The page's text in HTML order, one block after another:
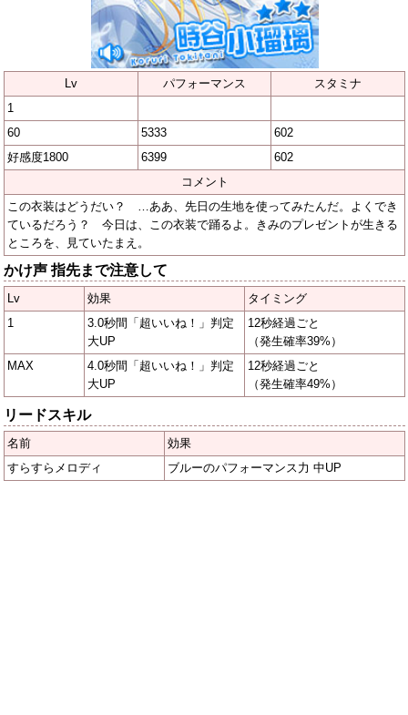
Lv パフォーマンス
スタミナ
1
60
5333
602
好感度1800
6399
602
コメント
この衣装はどうだい？ …ああ、先日の生地を使ってみたんだ。よくでき
ているだろう？ 今日は、この衣装で踊るよ。きみのプレゼントが生きる
ところを、見ていたまえ。
かけ声 指先まで注意して
Lv 効果
タイミング
1
3.0秒間「超いいね！」判定
大UP
12秒経過ごと
（発生確率39%）
MAX
4.0秒間「超いいね！」判定
大UP
12秒経過ごと
（発生確率49%）
リードスキル
名前
効果
すらすらメロディ
ブルーのパフォーマンス力 中UP